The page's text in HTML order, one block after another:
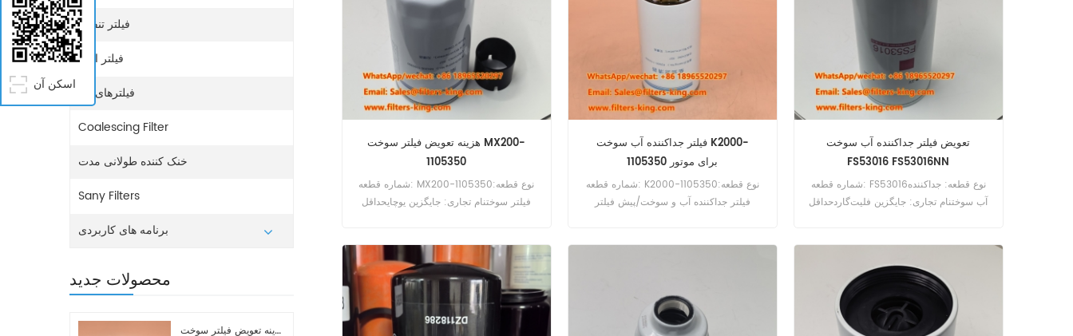
فیلتر تنفس
فیلتر اوره
فیلترهای آب
Coalescing Filter
خنک کننده طولانی مدت
Sany Filters
برنامه های کاربردی
محصولات جدید
هزینه تعویض فیلتر سوخت SP212799
هزینه تعویض فیلتر سوخت MX200-
1105350
شماره قطعه: MX200-1105350نوع قطعه:
فیلتر سوختنام تجاری: جایگزین یوچایحداقل
فیلتر جداکننده آب سوخت K2000-
1105350 برای موتور
شماره قطعه: K2000-1105350نوع قطعه:
فیلتر جداکننده آب و سوخت/پیش فیلتر
تعویض فیلتر جداکننده آب سوخت
FS53016 FS53016NN
شماره قطعه: FS53016نوع قطعه: جداکننده
آب سوختنام تجاری: جایگزین فلیت‌گاردحداقل
اسکن آن